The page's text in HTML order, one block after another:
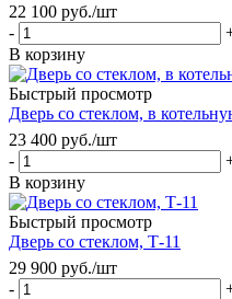
22 100 руб./шт
-
В корзину
Быстрый просмотр
Дверь со стеклом, в
23 400 руб./шт
-
В корзину
Быстрый просмотр
Дверь со стеклом, Т-11
29 900 руб./шт
-